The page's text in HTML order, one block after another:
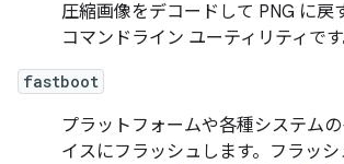
圧縮画像をデコードして PNG に戻
コマンドライン ユーティリティです
fastboot
プラットフォームや各種システム
イスにフラッシュします。フラッ